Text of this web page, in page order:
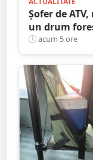
Șofer de
un drum
permisul
înmatriculat
acum 5 ore